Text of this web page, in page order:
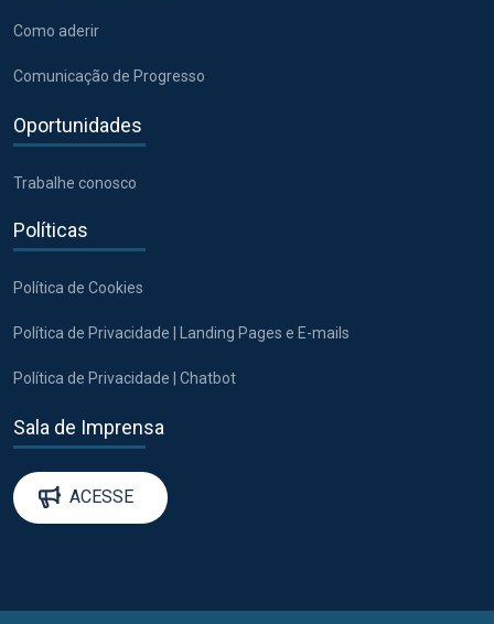
Como aderir
Comunicação de Progresso
Oportunidades
Trabalhe conosco
Políticas
Política de Cookies
Política de Privacidade | Landing Pages e E-mails
Política de Privacidade | Chatbot
Sala de Imprensa
ACESSE